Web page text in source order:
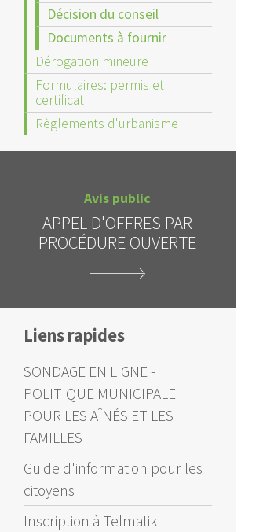
Décision du conseil
Documents à fournir
Dérogation mineure
Formulaires: permis et
certificat
Règlements d'urbanisme
APPEL D'OFFRES - REPORT
DE LA DATE D'OUVERTURE
DES SOUMISSIONS
Liens rapides
SONDAGE EN LIGNE -
POLITIQUE MUNICIPALE
POUR LES AÎNÉS ET LES
FAMILLES
Guide d'information pour les
citoyens
Inscription à Telmatik